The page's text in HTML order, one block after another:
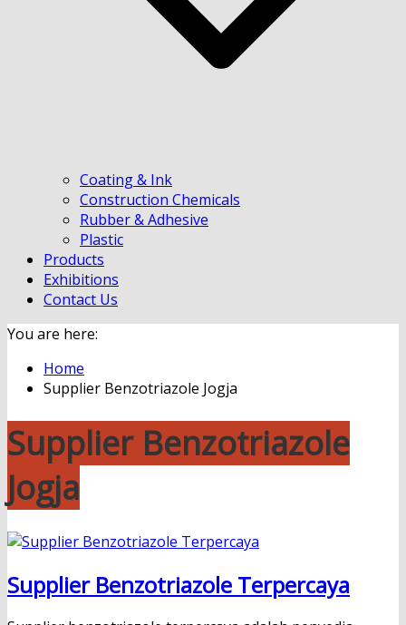
Coating & Ink
Construction Chemicals
Rubber & Adhesive
Plastic
Products
Exhibitions
Contact Us
You are here:
Home
Supplier Benzotriazole Jogja
Supplier Benzotriazole
Jogja
Supplier Benzotriazole Terpercaya